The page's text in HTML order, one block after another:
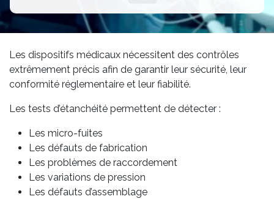
Les dispositifs médicaux nécessitent des contrôles
extrêmement précis afin de garantir leur sécurité, leur
conformité réglementaire et leur fiabilité.
Les tests d’étanchéité permettent de détecter :
Les micro-fuites
Les défauts de fabrication
Les problèmes de raccordement
Les variations de pression
Les défauts d’assemblage